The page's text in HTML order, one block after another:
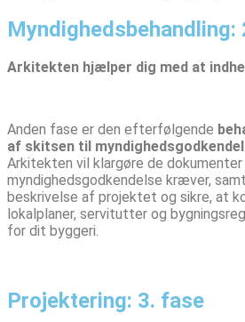
Myndighedsbehandling:
Arkitekten hjælper dig med at
Anden fase er den efterfølgende
af skitsen til
Arkitekten vil klargøre de dokumenter
myndighedsgodkendelse kræver,
beskrivelse af projektet og sikre, at
lokalplaner, servitutter og
for dit byggeri.
Projektering: 3. fase